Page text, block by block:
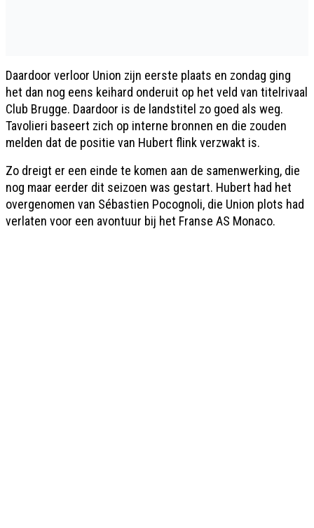
Daardoor verloor Union zijn eerste plaats en zondag ging
het dan nog eens keihard onderuit op het veld van titelrivaal
Club Brugge. Daardoor is de landstitel zo goed als weg.
Tavolieri baseert zich op interne bronnen en die zouden
melden dat de positie van Hubert flink verzwakt is.
Zo dreigt er een einde te komen aan de samenwerking, die
nog maar eerder dit seizoen was gestart. Hubert had het
overgenomen van Sébastien Pocognoli, die Union plots had
verlaten voor een avontuur bij het Franse AS Monaco.